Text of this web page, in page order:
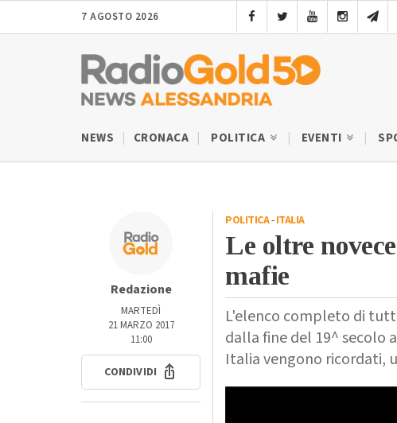
7 AGOSTO 2026
NEWS CRONACA POLITICA EVENTI
Redazione
MARTEDÌ
21 MARZO 2017
11:00
CONDIVIDI
POLITICA-ITALIA
Le oltre
mafie
L'elenco completo di
dalla fine del 19^ secolo
Italia vengono ricordati,